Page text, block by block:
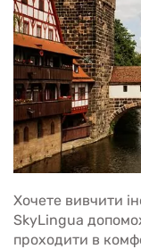
Хочете вивчити
SkyLingua
проходити в